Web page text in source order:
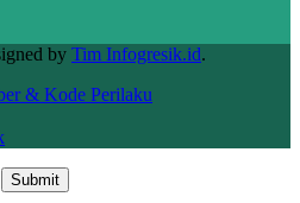
by Tim Infogresik.id.
& Kode Perilaku
Submit